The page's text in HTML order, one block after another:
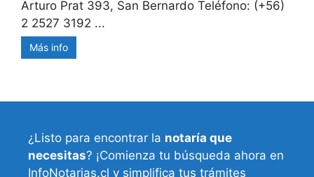
Arturo Prat 393, San Bernardo Teléfono: (+56)
2 2527 3192 ...
Más info
¿Listo para encontrar la notaría que
necesitas? ¡Comienza tu búsqueda ahora en
InfoNotarias.cl y simplifica tus trámites